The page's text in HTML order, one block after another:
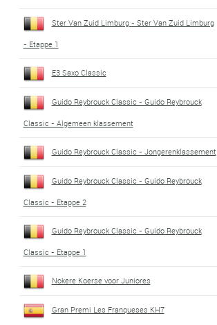
Ster Van Zuid Limburg - Ster Van Zuid Limburg
- Etappe 1
E3 Saxo Classic
Guido Reybrouck Classic - Guido Reybrouck
Classic - Algemeen klassement
Guido Reybrouck Classic - Jongerenklassement
Guido Reybrouck Classic - Guido Reybrouck
Classic - Etappe 2
Guido Reybrouck Classic - Guido Reybrouck
Classic - Etappe 1
Nokere Koerse voor Juniores
Gran Premi Les Franqueses KH7